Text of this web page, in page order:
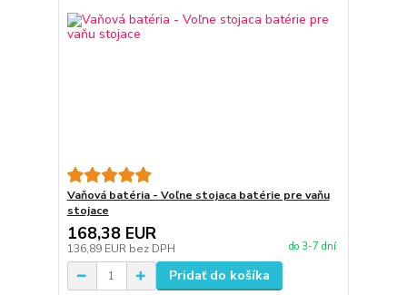
Vaňová batéria - Voľne stojaca batérie pre vaňu
stojace
168,38 EUR
136,89 EUR bez DPH do 3-7 dní
Pridať do košíka